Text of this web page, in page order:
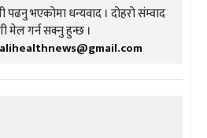
पढनु भएकोमा धन्यवाद । दोहरो संम्वाद
मेल गर्न सक्नु हुन्छ ।